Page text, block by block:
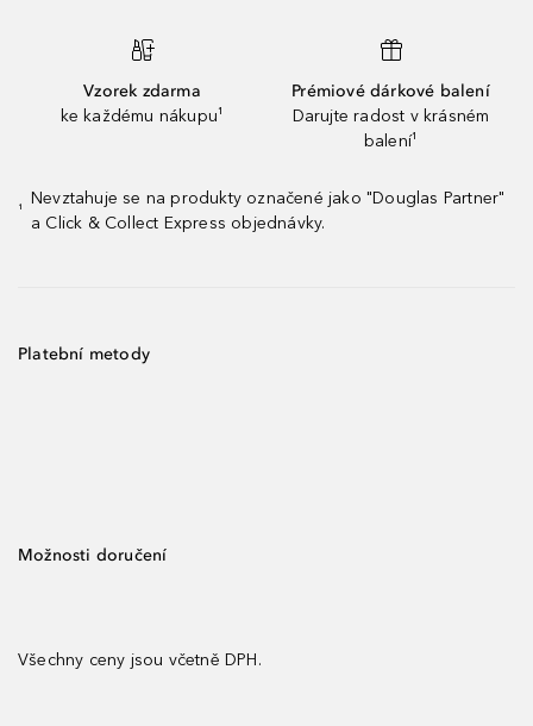
Vzorek zdarma
ke každému nákupu¹
Prémiové dárkové balení
Darujte radost v krásném
balení¹
¹
Nevztahuje se na produkty označené jako "Douglas Partner"
a Click & Collect Express objednávky.
Platební metody
Možnosti doručení
Všechny ceny jsou včetně DPH.